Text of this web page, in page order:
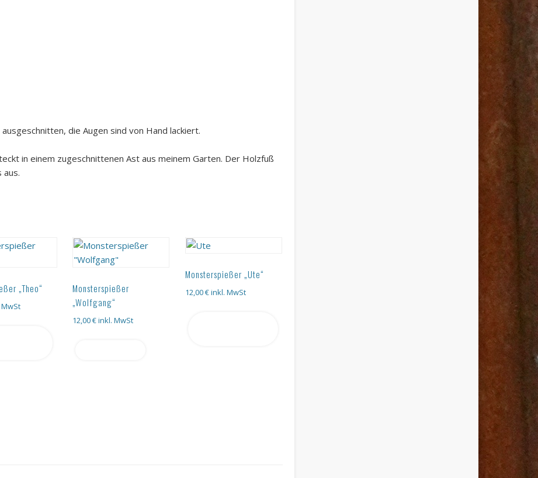
die Augen sind von Hand lackiert.
in einem zugeschnittenen Ast aus meinem Garten. Der Holzfuß
„Theo“
Monsterspießer
„Wolfgang“
12,00€inkl. MwSt
Monsterspießer „Ute“
12,00€inkl. MwSt